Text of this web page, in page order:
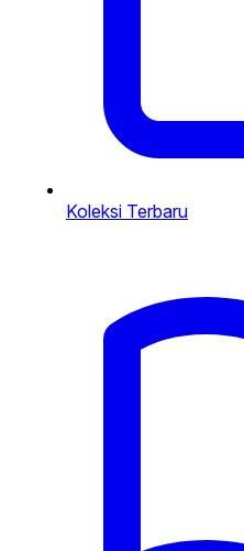
Koleksi Terbaru